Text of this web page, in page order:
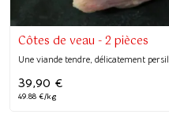
Côtes de veau - 2 pièces
Une viande tendre, délicatement
39,90 €
49.88 €/kg